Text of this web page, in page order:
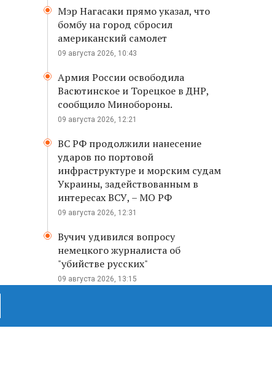
Мэр Нагасаки прямо указал, что
бомбу на город сбросил
американский самолет
09 августа 2026, 10:43
Армия России освободила
Васютинское и Торецкое в ДНР,
сообщило Минобороны.
09 августа 2026, 12:21
ВС РФ продолжили нанесение
ударов по портовой
инфраструктуре и морским судам
Украины, задействованным в
интересах ВСУ, – МО РФ
09 августа 2026, 12:31
Вучич удивился вопросу
немецкого журналиста об
"убийстве русских"
09 августа 2026, 13:15